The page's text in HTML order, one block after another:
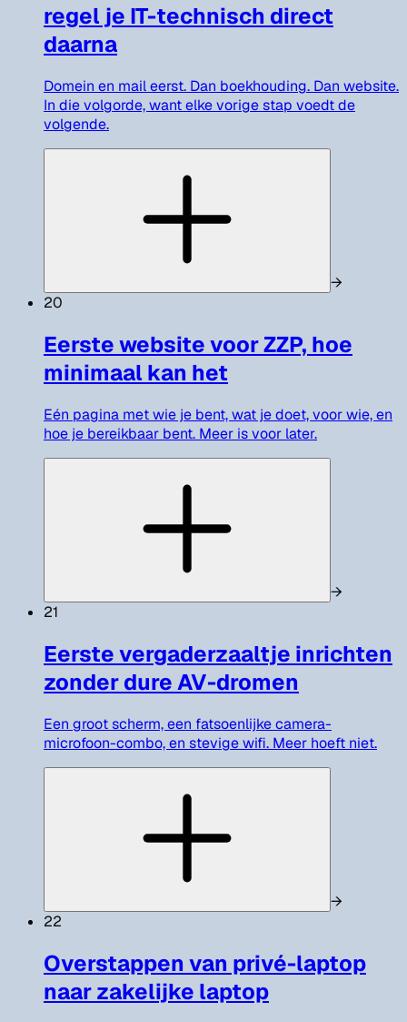
regel je IT-technisch direct
daarna
Domein en mail eerst. Dan boekhouding. Dan website.
In die volgorde, want elke vorige stap voedt de
volgende.
→
20
Eerste website voor ZZP, hoe
minimaal kan het
Eén pagina met wie je bent, wat je doet, voor wie, en
hoe je bereikbaar bent. Meer is voor later.
→
21
Eerste vergaderzaaltje inrichten
zonder dure AV-dromen
Een groot scherm, een fatsoenlijke camera-
microfoon-combo, en stevige wifi. Meer hoeft niet.
→
22
Overstappen van privé-laptop
naar zakelijke laptop